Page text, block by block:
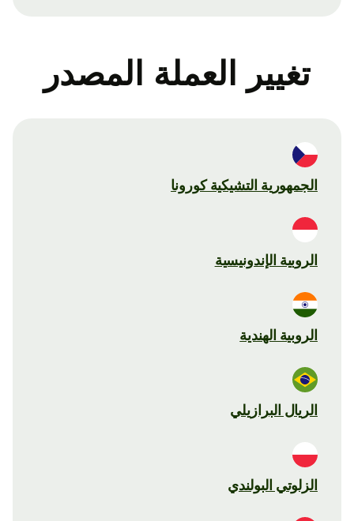
تغيير العملة المصدر
الجمهورية التشيكية كورونا
الروبية الإندونيسية
الروبية الهندية
الريال البرازيلي
الزلوتي البولندي